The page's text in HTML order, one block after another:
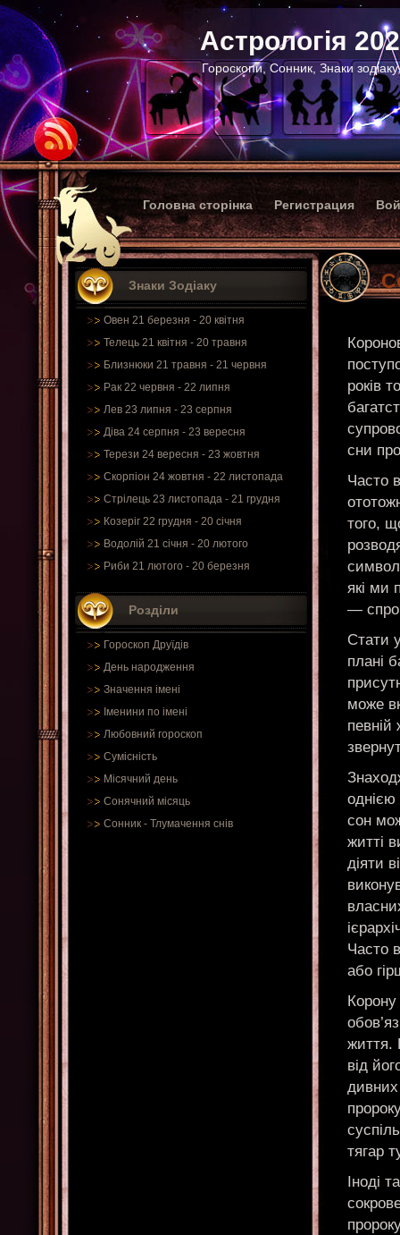
Астрологія
Гороскопи, Сонник, Знаки
Головна сторінка Регистрация
Знаки Зодіаку
Овен 21 березня - 20 квітня
Телець 21 квітня - 20 травня
Близнюки 21 травня - 21 червня
Рак 22 червня - 22 липня
Лев 23 липня - 23 серпня
Діва 24 серпня - 23 вересня
Терези 24 вересня - 23 жовтня
Скорпіон 24 жовтня - 22 листопада
Стрілець 23 листопада - 21 грудня
Козеріг 22 грудня - 20 січня
Водолій 21 січня - 20 лютого
Риби 21 лютого - 20 березня
Розділи
Гороскоп Друїдів
День народження
Значення імені
Іменини по імені
Любовний гороскоп
Сумісність
Місячний день
Сонячний місяць
Сонник - Тлумачення снів
років
сни
Часто
того,
які ми
—
Стати
плані
може
певній
сон
житті
діяти
Часто
або
життя.
від
дивних
тягар
Іноді